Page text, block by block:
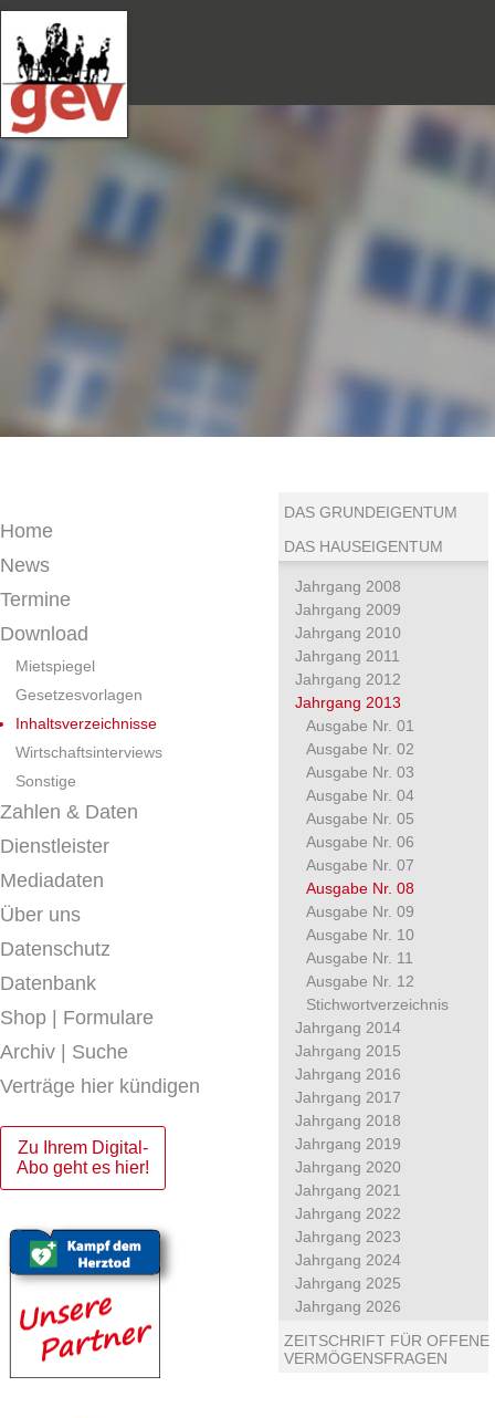
Home
News
Termine
Download
Mietspiegel
Gesetzesvorlagen
Inhaltsverzeichnisse
Wirtschaftsinterviews
Sonstige
Zahlen & Daten
Dienstleister
Mediadaten
Über uns
Datenschutz
Datenbank
Shop | Formulare
Archiv | Suche
Verträge hier kündigen
Zu Ihrem Digital-
Abo geht es hier!
DAS GRUNDEIGENTUM
DAS HAUSEIGENTUM
Jahrgang 2008
Jahrgang 2009
Jahrgang 2010
Jahrgang 2011
Jahrgang 2012
Jahrgang 2013
Ausgabe Nr. 01
Ausgabe Nr. 02
Ausgabe Nr. 03
Ausgabe Nr. 04
Ausgabe Nr. 05
Ausgabe Nr. 06
Ausgabe Nr. 07
Ausgabe Nr. 08
Ausgabe Nr. 09
Ausgabe Nr. 10
Ausgabe Nr. 11
Ausgabe Nr. 12
Stichwortverzeichnis
Jahrgang 2014
Jahrgang 2015
Jahrgang 2016
Jahrgang 2017
Jahrgang 2018
Jahrgang 2019
Jahrgang 2020
Jahrgang 2021
Jahrgang 2022
Jahrgang 2023
Jahrgang 2024
Jahrgang 2025
Jahrgang 2026
ZEITSCHRIFT FÜR OFFENE
VERMÖGENSFRAGEN